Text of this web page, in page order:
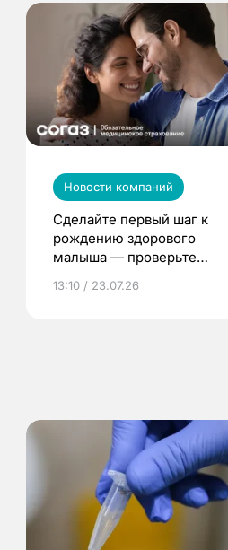
Новости компаний
Сделайте первый шаг к
рождению здорового
малыша — проверьте
по ОМС!
13:10 / 23.07.26